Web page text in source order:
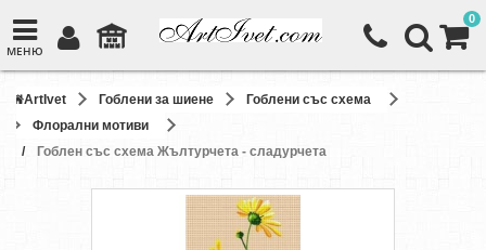
МЕНЮ
0
ArtIvet Гоблени за шиене
Гоблени със схема
Флорални мотиви
Гоблен със схема Жълтурчета - сладурчета